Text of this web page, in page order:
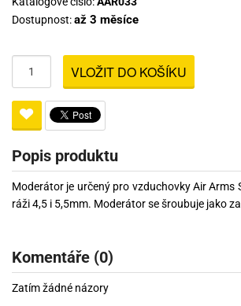
Dostupnost:až 3 měsíce
VLOŽIT DO KOŠÍKU
Popis produktu
Moderátor je určený pro vzduchovky Air Arms
ráži 4,5 i 5,5mm. Moderátor se šroubuje jako
Komentáře (0)
Zatím žádné názory